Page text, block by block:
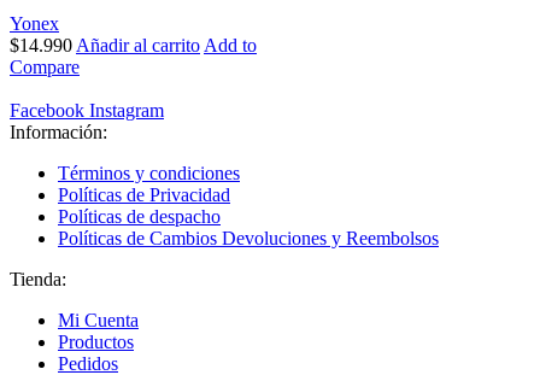
Yonex
$14.990 Añadir al carrito Add to
Compare
Facebook Instagram
Información:
Términos y condiciones
Políticas de Privacidad
Políticas de despacho
Políticas de Cambios Devoluciones y Reembolsos
Tienda:
Mi Cuenta
Productos
Pedidos